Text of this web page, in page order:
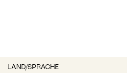
LAND/SPRACHE